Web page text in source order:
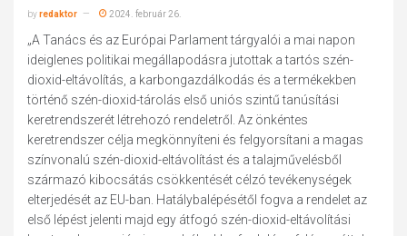
byredaktor 2024. február 26.
„A Tanács és az Európai Parlament tárgyalói a mai napon
ideiglenes politikai megállapodásra jutottak a tartós szén-
dioxid-eltávolítás, a karbongazdálkodás és a termékekben
történő szén-dioxid-tárolás első uniós szintű tanúsítási
keretrendszerét létrehozó rendeletről. Az önkéntes
keretrendszer célja megkönnyíteni és felgyorsítani a magas
színvonalú szén-dioxid-eltávolítást és a talajművelésből
származó kibocsátás csökkentését célzó tevékenységek
elterjedését az EU-ban. Hatálybalépésétől fogva a rendelet az
első lépést jelenti majd egy átfogó szén-dioxid-eltávolítási